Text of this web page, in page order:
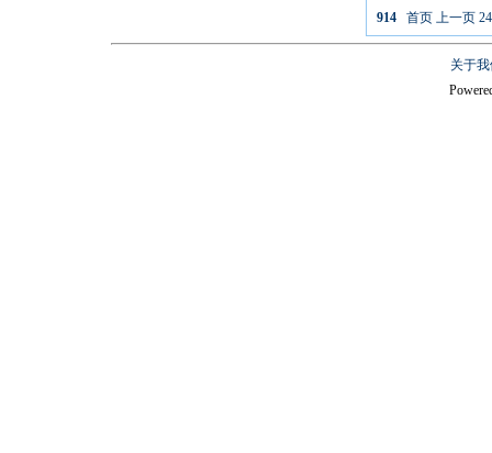
914
首页 上一页 24
关于